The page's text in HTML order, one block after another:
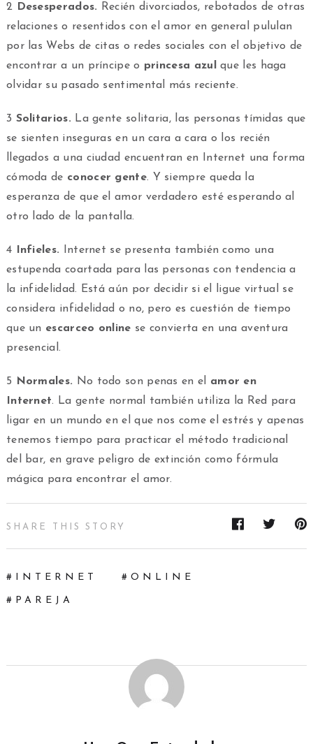
2 Desesperados. Recién divorciados, rebotados de otras
relaciones o resentidos con el amor en general pululan
por las Webs de citas o redes sociales con el objetivo de
encontrar a un príncipe o princesa azul
que les haga
olvidar su pasado sentimental más reciente.
3 Solitarios. La gente solitaria, las personas tímidas que
se sienten inseguras en un cara a cara o los recién
llegados a una ciudad encuentran en Internet una forma
cómoda de conocer gente. Y siempre queda la
esperanza de que el amor verdadero esté esperando al
otro lado de la pantalla.
4 Infieles. Internet se presenta también como una
estupenda coartada para las personas con tendencia a
la infidelidad. Está aún por decidir si el ligue virtual se
considera infidelidad o no, pero es cuestión de tiempo
que un escarceo online se convierta en una aventura
presencial.
5 Normales. No todo son penas en el amor en
Internet. La gente normal también utiliza la Red para
ligar en un mundo en el que nos come el estrés y apenas
tenemos tiempo para practicar el método tradicional
del bar, en grave peligro de extinción como fórmula
mágica para encontrar el amor.
SHARE THIS STORY
INTERNET ONLINE
PAREJA